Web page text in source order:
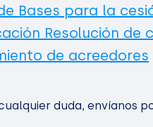
Bases para la
Resolución de
de acreedores
duda, envíanos